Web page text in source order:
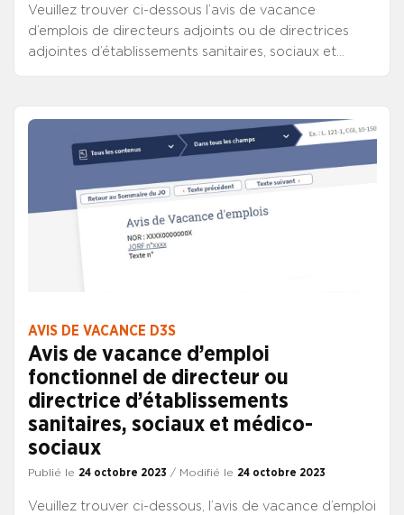
Veuillez trouver ci-dessous l’avis de vacance
d’emplois de directeurs adjoints ou de directrices
adjointes d’établissements sanitaires, sociaux et
AVIS DE VACANCE D3S
Avis de vacance d’emploi
fonctionnel de directeur ou
directrice d’établissements
sanitaires, sociaux et médico-
sociaux
Publié le 24 octobre 2023 / Modifié le 24 octobre 2023
Veuillez trouver ci-dessous, l’avis de vacance d’emploi